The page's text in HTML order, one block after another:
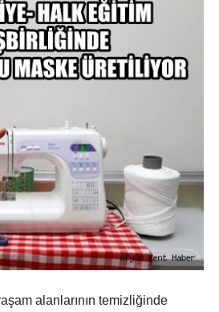
alanlarının temizliğinde